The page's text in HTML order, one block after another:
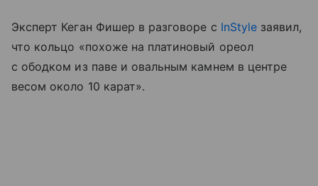
Эксперт Кеган Фишер в разговоре с InStyleзаявил,
что кольцо «похоже на платиновый ореол
с ободком из паве и овальным камнем в центре
весом около 10 карат».